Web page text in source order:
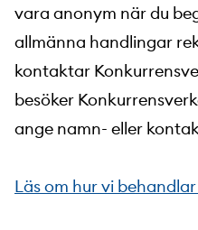
vara anonym när du
allmänna handlingar
kontaktar
besöker
ange namn- eller
Läs om hur vi